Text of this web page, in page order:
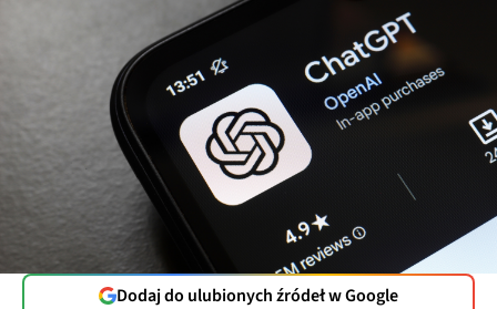
Dodaj do ulubionych źródeł w Google